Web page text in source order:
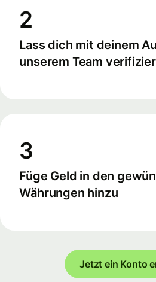
2
Lass dich mit deinem
unserem Team
3
Füge Geld in den
Währungen hinzu
Jetzt ein Konto